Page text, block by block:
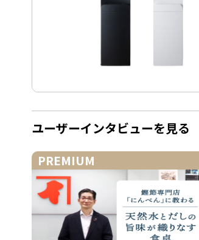
ユーザーインタビューを見る
PREMIUM